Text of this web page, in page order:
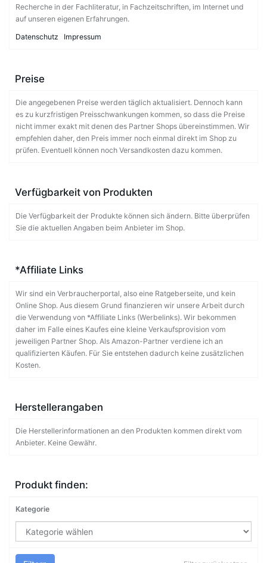
Recherche in der Fachliteratur, in Fachzeitschriften, im Internet und
auf unseren eigenen Erfahrungen.
Datenschutz
Impressum
Preise
Die angegebenen Preise werden täglich aktualisiert. Dennoch kann
es zu kurzfristigen Preisschwankungen kommen, so dass die Preise
nicht immer exakt mit denen des Partner Shops übereinstimmen. Wir
empfehlen daher, den Preis immer noch einmal direkt im Shop zu
prüfen. Eventuell können noch Versandkosten dazu kommen.
Verfügbarkeit von Produkten
Die Verfügbarkeit der Produkte können sich ändern. Bitte überprüfen
Sie die aktuellen Angaben beim Anbieter im Shop.
*Affiliate Links
Wir sind ein Verbraucherportal, also eine Ratgeberseite, und kein
Online Shop. Aus diesem Grund finanzieren wir unsere Arbeit durch
die Verwendung von *Affiliate Links (Werbelinks). Wir bekommen
daher im Falle eines Kaufes eine kleine Verkaufsprovision vom
jeweiligen Partner Shop. Als Amazon-Partner verdiene ich an
qualifizierten Käufen. Für Sie entstehen dadurch keine zusätzlichen
Kosten.
Herstellerangaben
Die Herstellerinformationen an den Produkten kommen direkt vom
Anbieter. Keine Gewähr.
Produkt finden:
Kategorie